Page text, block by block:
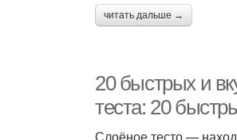
читать дальше →
20 быстрых и
теста: 20